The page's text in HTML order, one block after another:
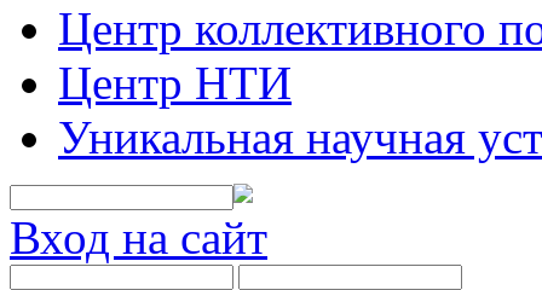
Центр коллективного
Центр НТИ
Уникальная научная
Вход на сайт